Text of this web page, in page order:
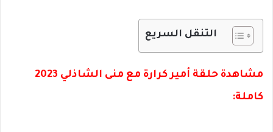
التنقل السريع
مشاهدة حلقة أمير كرارة مع منى الشاذلي 2023
كاملة: